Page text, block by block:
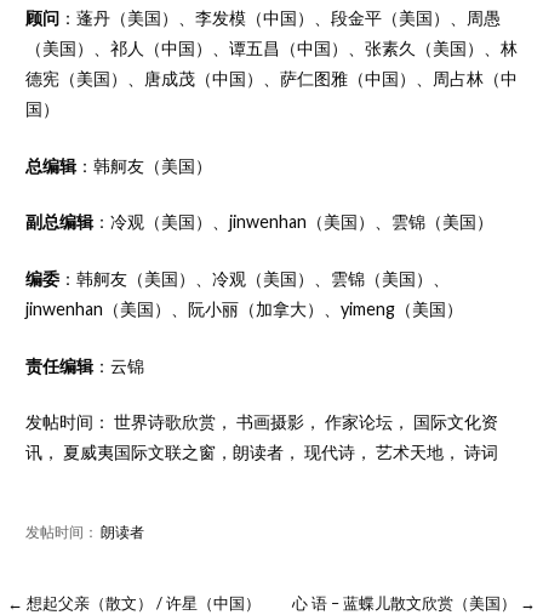
顾问：蓬丹（美国）、李发模（中国）、段金平（美国）、周愚
（美国）、祁人（中国）、谭五昌（中国）、张素久（美国）、林
德宪（美国）、唐成茂（中国）、萨仁图雅（中国）、周占林（中
国）
总编辑：韩舸友（美国）
副总编辑：冷观（美国）、jinwenhan（美国）、雲锦（美国）
编委：韩舸友（美国）、冷观（美国）、雲锦（美国）、
jinwenhan（美国）、阮小丽（加拿大）、yimeng（美国）
责任编辑：云锦
发帖时间： 世界诗歌欣赏， 书画摄影， 作家论坛， 国际文化资
讯， 夏威夷国际文联之窗， 朗读者， 现代诗， 艺术天地， 诗词
发帖时间： 朗读者
← 想起父亲（散文） / 许星（中国） 心 语 – 蓝蝶儿散文欣赏（美国） →